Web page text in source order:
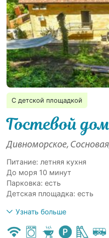
С детской площадкой
Гостевой
Дивноморское,
Питание: летняя кухня
До моря 10 минут
Парковка: есть
Детская площадка: есть
Узнать больше